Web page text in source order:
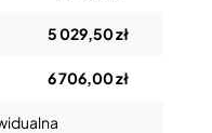
5 029,50 zł
6 706,00 zł